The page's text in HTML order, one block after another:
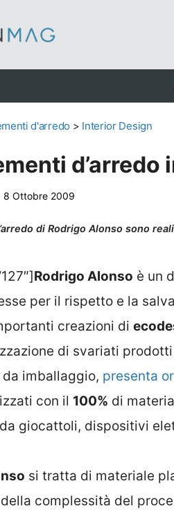
d'arredo > Interior Design
8 Ottobre 2009
di Rodrigo Alonso sono
Rodrigo Alonso è un
per il rispetto e la
creazioni di
di svariati
imballaggio, presenta
con il 100% di
giocattoli, dispositivi
si tratta di materiale
complessità del